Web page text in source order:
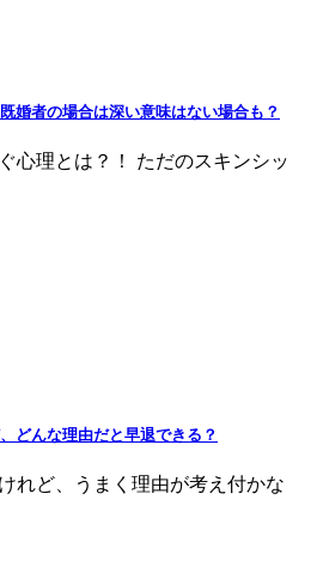
婚者の場合は深い意味はない場合も？
心理とは？！ ただのスキンシッ
どんな理由だと早退できる？
れど、うまく理由が考え付かな